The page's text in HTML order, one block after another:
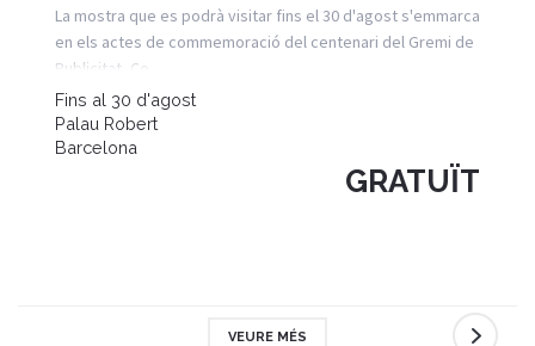
La mostra que es podrà visitar fins el 30 d'agost s'emmarca
en els actes de commemoració del centenari del Gremi de
Publicitat, Co
Fins al 30 d'agost
Palau Robert
Barcelona
GRATUÏT
VEURE MÉS